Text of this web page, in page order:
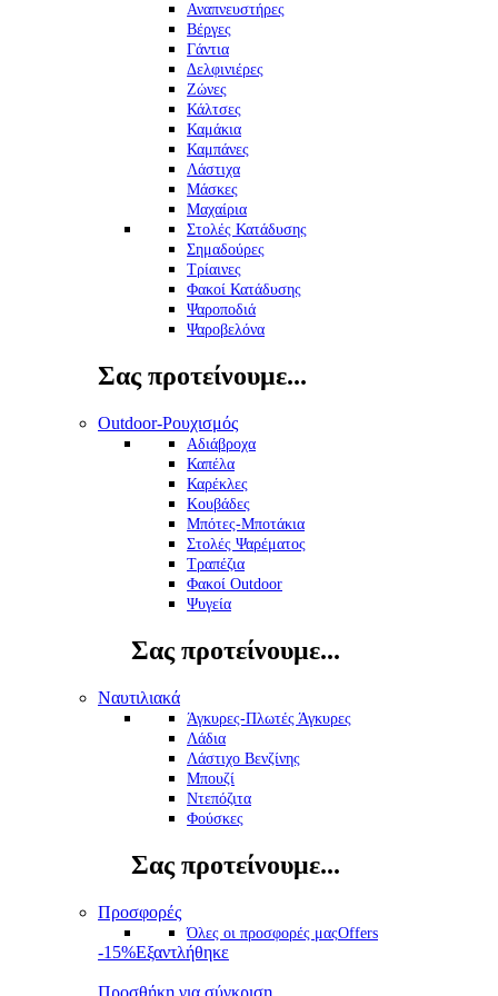
στη
σελίδα
του
προϊόντος
4.00 €
Αναπνευστήρες
Βέργες
Γάντια
Δελφινιέρες
Ζώνες
Κάλτσες
Καμάκια
Καμπάνες
Λάστιχα
Μάσκες
Μαχαίρια
Στολές Κατάδυσης
Σημαδούρες
Τρίαινες
Φακοί Κατάδυσης
Ψαροποδιά
Ψαροβελόνα
Σας προτείνουμε...
Outdoor-Ρουχισμός
Αδιάβροχα
Καπέλα
Καρέκλες
Κουβάδες
Μπότες-Μποτάκια
Στολές Ψαρέματος
Τραπέζια
Φακοί Outdoor
Ψυγεία
Σας προτείνουμε...
Ναυτιλιακά
Άγκυρες-Πλωτές Άγκυρες
Λάδια
Λάστιχο Βενζίνης
Μπουζί
Ντεπόζιτα
Φούσκες
Σας προτείνουμε...
Προσφορές
Όλες οι προσφορές μαςOffers
-15%Εξαντλήθηκε
Προσθήκη για σύγκριση